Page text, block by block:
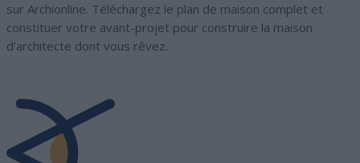
sur Archionline. Téléchargez le plan de maison complet et
constituer votre avant-projet pour construire la maison
d’architecte dont vous rêvez.